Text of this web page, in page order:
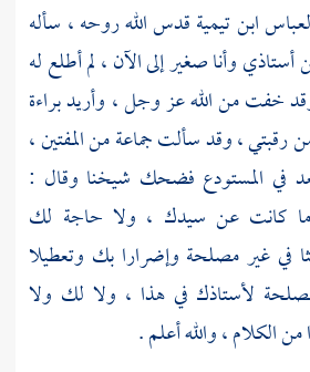
ابن تيميةقدس الله روحه ، سأله
وأنا صغير إلى الآن ، لم أطلع له
خفت من الله عز وجل ، وأريد براءة
، وقد سألت جماعة من المفتين ،
في المستودع فضحك شيخنا وقال :
كانت عن سيدك ، ولا حاجة لك
في غير مصلحة وإضرارا بك وتعطيلا
لأستاذك في هذا ، ولا لك ولا
الكلام ، والله أعلم .